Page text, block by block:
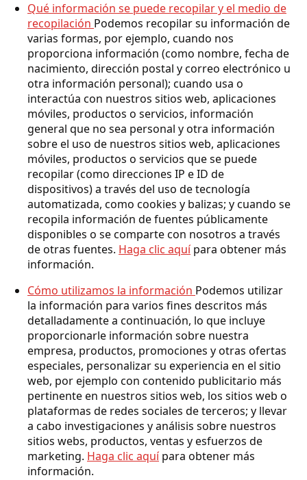
Qué información se puede recopilar y el medio de
recopilación Podemos recopilar su información de
varias formas, por ejemplo, cuando nos
proporciona información (como nombre, fecha de
nacimiento, dirección postal y correo electrónico u
otra información personal); cuando usa o
interactúa con nuestros sitios web, aplicaciones
móviles, productos o servicios, información
general que no sea personal y otra información
sobre el uso de nuestros sitios web, aplicaciones
móviles, productos o servicios que se puede
recopilar (como direcciones IP e ID de
dispositivos) a través del uso de tecnología
automatizada, como cookies y balizas; y cuando se
recopila información de fuentes públicamente
disponibles o se comparte con nosotros a través
de otras fuentes. Haga clic aquípara obtener más
información.
Cómo utilizamos la información Podemos utilizar
la información para varios fines descritos más
detalladamente a continuación, lo que incluye
proporcionarle información sobre nuestra
empresa, productos, promociones y otras ofertas
especiales, personalizar su experiencia en el sitio
web, por ejemplo con contenido publicitario más
pertinente en nuestros sitios web, los sitios web o
plataformas de redes sociales de terceros; y llevar
a cabo investigaciones y análisis sobre nuestros
sitios webs, productos, ventas y esfuerzos de
marketing. Haga clic aquípara obtener más
información.